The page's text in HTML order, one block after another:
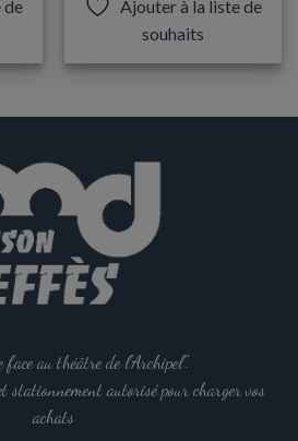
de
Ajouter à la liste de
souhaits
face au théâtre de l'Archipel".
stationnement autorisé pour charger vos
achats